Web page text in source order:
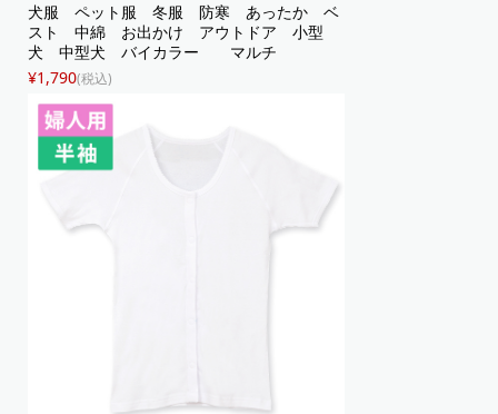
犬服 ペット服 冬服 防寒 あったか ベ
スト 中綿 お出かけ アウトドア 小型
犬 中型犬 バイカラー マルチ
¥1,790(税込)